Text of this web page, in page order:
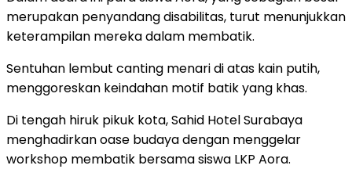
merupakan penyandang disabilitas, turut menunjukkan
keterampilan mereka dalam membatik.
Sentuhan lembut canting menari di atas kain putih,
menggoreskan keindahan motif batik yang khas.
Di tengah hiruk pikuk kota, Sahid Hotel Surabaya
menghadirkan oase budaya dengan menggelar
workshop membatik bersama siswa LKP Aora.